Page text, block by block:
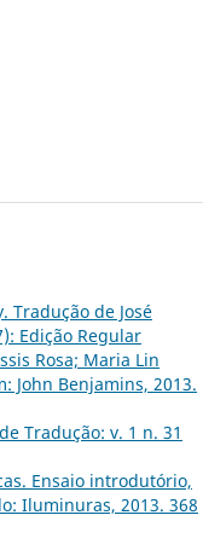
Tradução de José
Edição Regular
Rosa; Maria Lin
John Benjamins, 2013.
Tradução: v. 1 n. 31
Ensaio introdutório,
Iluminuras, 2013. 368